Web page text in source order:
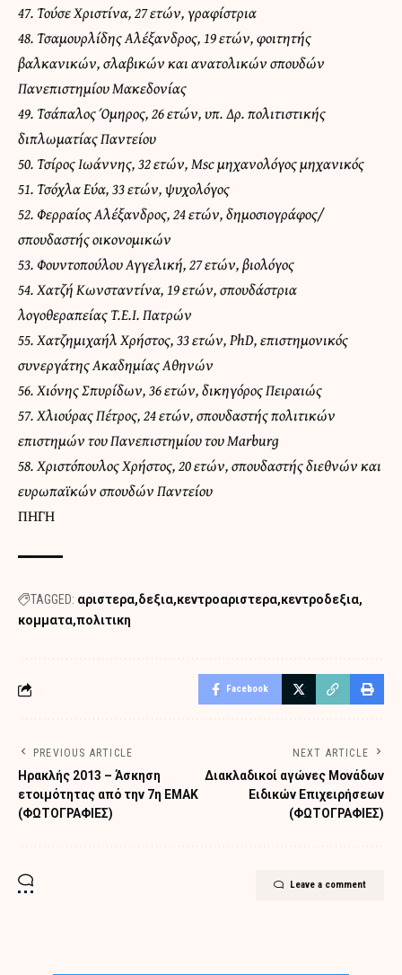
47. Τούσε Χριστίνα, 27 ετών, γραφίστρια
48. Τσαμουρλίδης Αλέξανδρος, 19 ετών, φοιτητής
βαλκανικών, σλαβικών και ανατολικών σπουδών
Πανεπιστημίου Μακεδονίας
49. Τσάπαλος Όμηρος, 26 ετών, υπ. Δρ. πολιτιστικής
διπλωματίας Παντείου
50. Τσίρος Ιωάννης, 32 ετών, Msc μηχανολόγος μηχανικός
51. Τσόχλα Εύα, 33 ετών, ψυχολόγος
52. Φερραίος Αλέξανδρος, 24 ετών, δημοσιογράφος/
σπουδαστής οικονομικών
53. Φουντοπούλου Αγγελική, 27 ετών, βιολόγος
54. Χατζή Κωνσταντίνα, 19 ετών, σπουδάστρια
λογοθεραπείας T.E.I. Πατρών
55. Χατζημιχαήλ Χρήστος, 33 ετών, PhD, επιστημονικός
συνεργάτης Ακαδημίας Αθηνών
56. Χιόνης Σπυρίδων, 36 ετών, δικηγόρος Πειραιώς
57. Χλιούρας Πέτρος, 24 ετών, σπουδαστής πολιτικών
επιστημών του Πανεπιστημίου του Marburg
58. Χριστόπουλος Χρήστος, 20 ετών, σπουδαστής διεθνών και
ευρωπαϊκών σπουδών Παντείου
ΠΗΓΗ
TAGGED: αριστερα δεξια κεντροαριστερα κεντροδεξια
κομματα πολιτικη
Facebook
PREVIOUS ARTICLE
Ηρακλής 2013 – Άσκηση
ετοιμότητας από την 7η ΕΜΑΚ
(ΦΩΤΟΓΡΑΦΙΕΣ)
NEXT ARTICLE
Διακλαδικοί αγώνες Μονάδων
Ειδικών Επιχειρήσεων
(ΦΩΤΟΓΡΑΦΙΕΣ)
Leave a comment